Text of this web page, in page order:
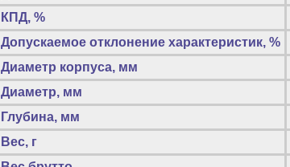
КПД, %
Допускаемое отклонение характеристик, %
Диаметр корпуса, мм
Диаметр, мм
Глубина, мм
Вес, г